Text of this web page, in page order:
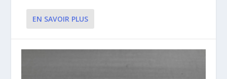
EN SAVOIR PLUS